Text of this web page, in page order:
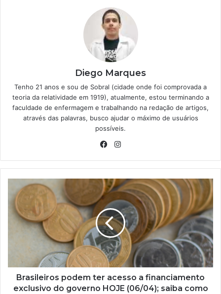
Diego Marques
Tenho 21 anos e sou de Sobral (cidade onde foi comprovada a
teoria da relatividade em 1919), atualmente, estou terminando a
faculdade de enfermagem e trabalhando na redação de artigos,
através das palavras, busco ajudar o máximo de usuários
possíveis.
Facebook
Brasileiros
podem
acesso
financiamento
governo
HOJE
(06/04);
Brasileiros podem ter acesso a financiamento
exclusivo do governo HOJE (06/04); saiba como